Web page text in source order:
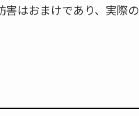
害はおまけであり、実際の